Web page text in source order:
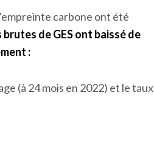
carbone ont été
brutes de GES ont baissé de
:
(à 24 mois en 2022) et le taux